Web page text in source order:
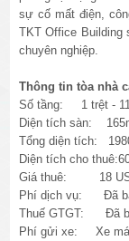
sự cố mất điện,
TKT Office Building
chuyên nghiệp.
Thông tin tòa nhà
Số tầng: 1 trệt -
Diện tích sàn:
Tổng diện tích:
Diện tích cho
Giá thuê: 18
Phí dịch vụ: Đã
Thuế GTGT: Đã
Phí gửi xe: Xe